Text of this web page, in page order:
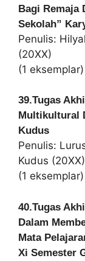
Bagi Remaja
Sekolah”
Penulis:
(20XX)
(1 eksemplar)
39.Tugas
Multikultural
Kudus
Penulis:
Kudus (20XX)
(1 eksemplar)
40.Tugas
Dalam
Mata
Xi Semester